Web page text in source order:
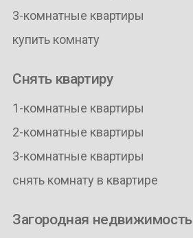
3-комнатные квартиры
купить комнату
Снять квартиру
1-комнатные квартиры
2-комнатные квартиры
3-комнатные квартиры
снять комнату в квартире
Загородная недвижимость